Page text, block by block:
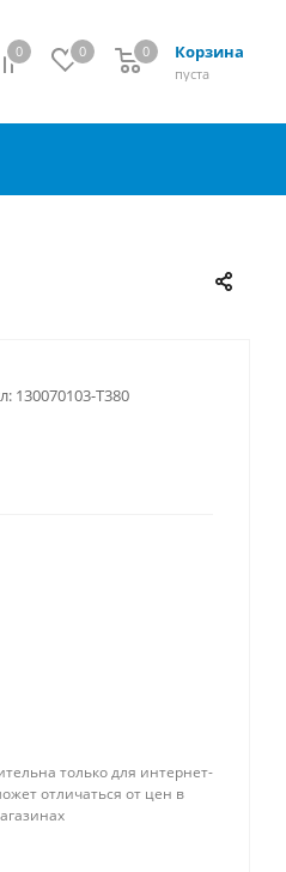
0 0 Корзина
0
пуста
0
130070103-T380
только для интернет-
отличаться от цен в